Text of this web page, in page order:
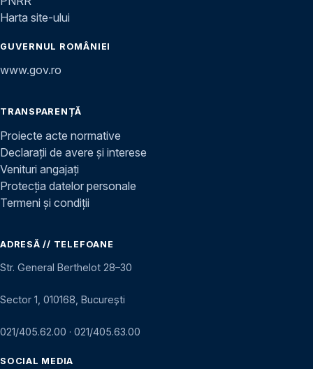
Harta site-ului
GUVERNUL ROMÂNIEI
www.gov.ro
TRANSPARENȚĂ
Proiecte acte normative
Declarații de avere și interese
Venituri angajați
Protecția datelor personale
Termeni și condiții
ADRESĂ // TELEFOANE
Str. General Berthelot 28–30
Sector 1, 010168, București
021/405.62.00 · 021/405.63.00
SOCIAL MEDIA